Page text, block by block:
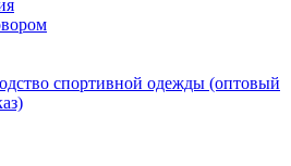
спортивной одежды (оптовый